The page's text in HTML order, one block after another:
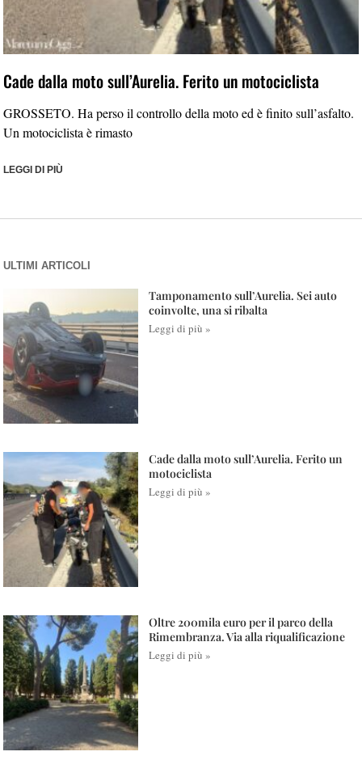
Cade dalla moto sull’Aurelia. Ferito un motociclista
GROSSETO. Ha perso il controllo della moto ed è finito sull’asfalto.
Un motociclista è rimasto
LEGGI DI PIÙ
ULTIMI ARTICOLI
Tamponamento sull’Aurelia. Sei auto
coinvolte, una si ribalta
Leggi di più »
Cade dalla moto sull’Aurelia. Ferito un
motociclista
Leggi di più »
Oltre 200mila euro per il parco della
Rimembranza. Via alla riqualificazione
Leggi di più »